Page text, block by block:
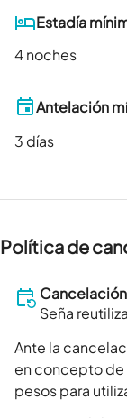
Estadía
4 noches
Antelación
3 días
Política de
Seña
Ante la
en concepto de
pesos para